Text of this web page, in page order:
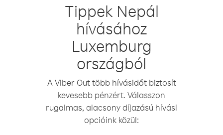
Tippek Nepál
hívásához
Luxemburg
országból
A Viber Out több hívásidőt biztosít
kevesebb pénzért. Válasszon
rugalmas, alacsony díjazású hívási
opcióink közül: